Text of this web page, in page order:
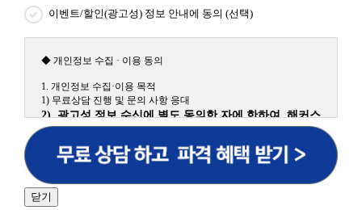
이벤트/할인(광고성) 정보 안내에 동의 (선택)
◆ 개인정보 수집 · 이용 동의
1. 개인정보 수집·이용 목적
1) 무료상담 진행 및 문의 사항 응대
2) 광고성 정보 수신에 별도 동의한 자에 한하여 해커스
원격평생교육원을 비롯한 해커스 교육그룹의 새로운 서
비스 신상품이나 이벤트, 최신 정보 안내 등 신청자의 취
향에 맞는 최적의 서비스를 제공하기 위함.
어, 해커스일본어, 해커스잡, 해커스금융, 해커스임용, 해커스공무
원, 해커스경찰, 해커스소방, 해커스공인중개사, 해커스주택관리
닫기